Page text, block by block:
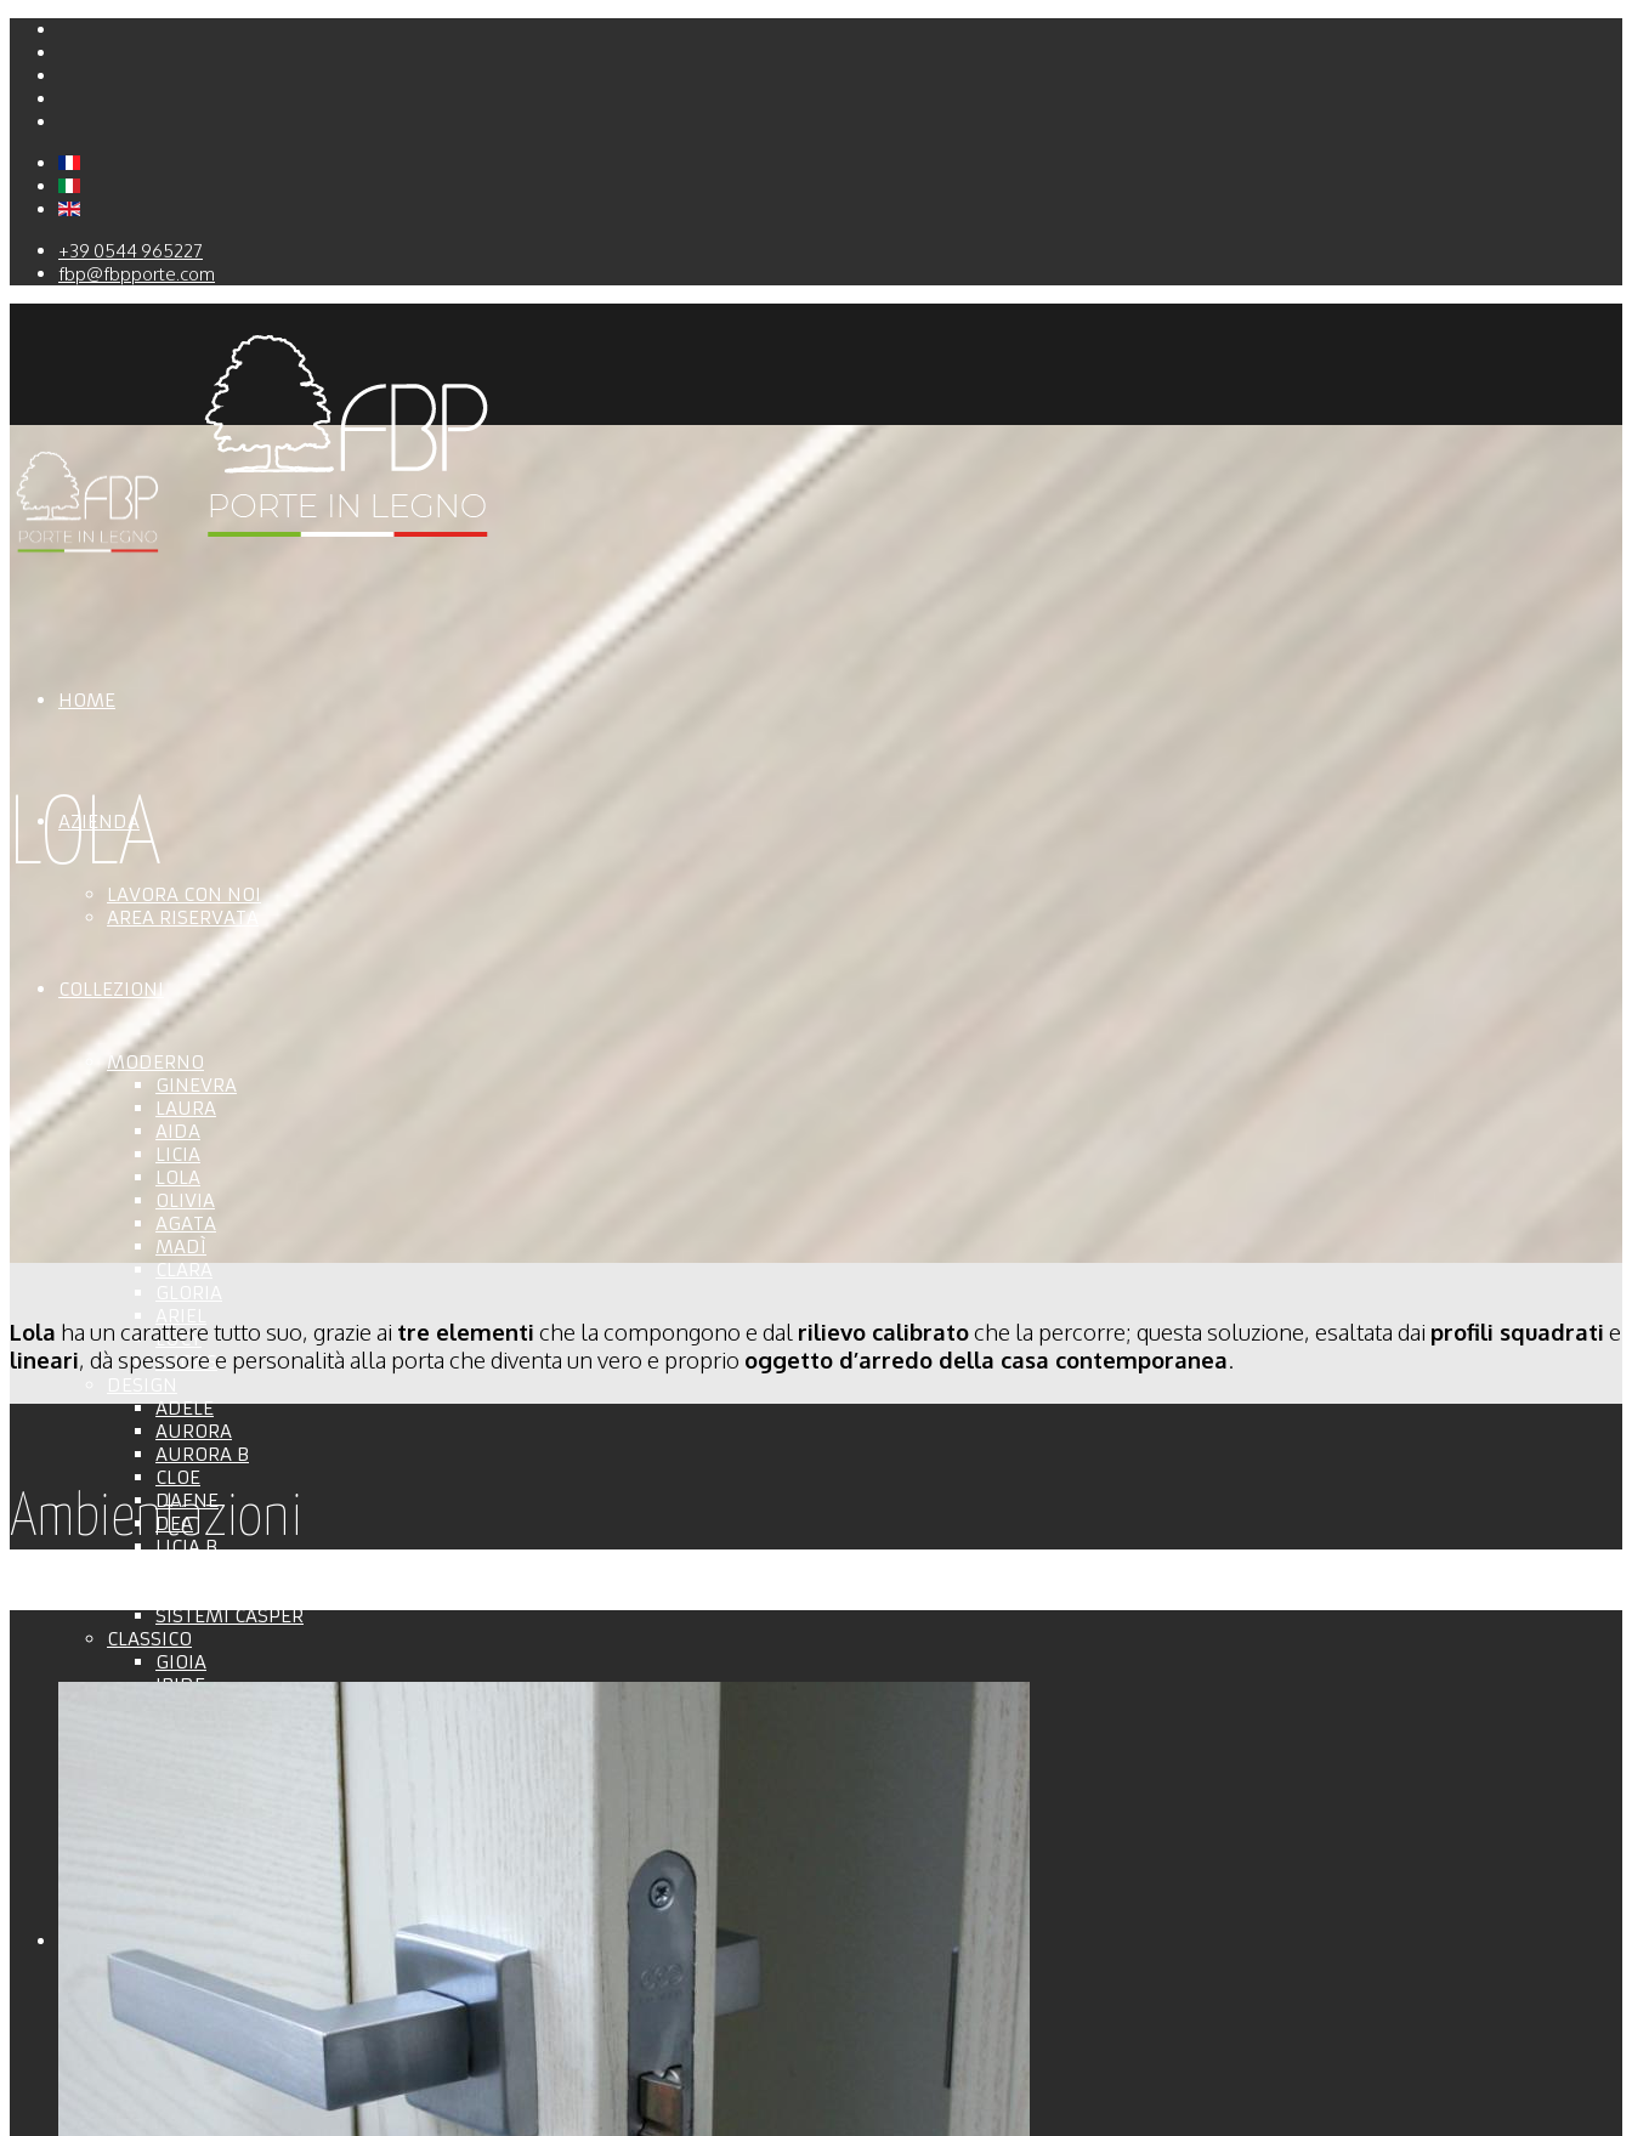
+39 0544 965227
fbp@fbpporte.com
HOME
AZIENDA
LAVORA CON NOI
AREA RISERVATA
COLLEZIONI
MODERNO
GINEVRA
LAURA
AIDA
LICIA
LOLA
OLIVIA
AGATA
MADÌ
CLARA
LUCY
LUCY S
ADELE
AURORA
AURORA B
CLOE
DAFNE
DEA
LICIA B
SISTEMI CASPER
CLASSICO
GIOIA
IRIDE
LIBERA
AURORA
AURORA B
SISTEMI CASPER
LOLA
Lola ha un carattere tutto suo, grazie ai tre elementi che la compongono e dal rilievo calibratoche la percorre; questa soluzione, esaltata dai profili squadrati e
lineari, dà spessore e personalità alla porta che diventa un vero e proprio oggetto d’arredo della casa contemporanea.
Ambientazioni